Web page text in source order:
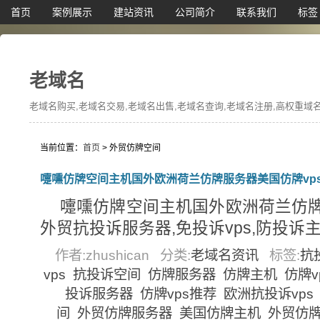
首页 案例展示 建站资讯 公司简介 联系我们 标签
老域名
老域名购买,老域名交易,老域名出售,老域名查询,老域名注册,高权重域
当前位置： 首页 > 外贸仿牌空间
嚏嚑仿牌空间主机国外欧洲荷兰仿
外贸抗投诉服务器,免投诉vps,防投诉
作者:zhushican 分类:老域名资讯 标签:抗
vps 抗投诉空间 仿牌服务器 仿牌主机 仿牌
投诉服务器 仿牌vps推荐 欧洲抗投诉vps
间 外贸仿牌服务器 美国仿牌主机 外贸仿